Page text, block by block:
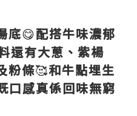
底😋配搭牛味濃郁
還有大蔥、紫楊
粉條🥰和牛點埋生
口感真係回味無窮